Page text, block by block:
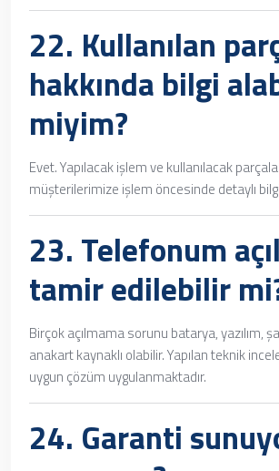
22. Kullanılan
hakkında bilgi
miyim?
Evet. Yapılacak işlem ve kullanılacak
müşterilerimize işlem öncesinde detaylı
23. Telefonum
tamir edilebilir
Birçok açılmama sorunu batarya, yazılım,
anakart kaynaklı olabilir. Yapılan teknik
uygun çözüm uygulanmaktadır.
24. Garanti